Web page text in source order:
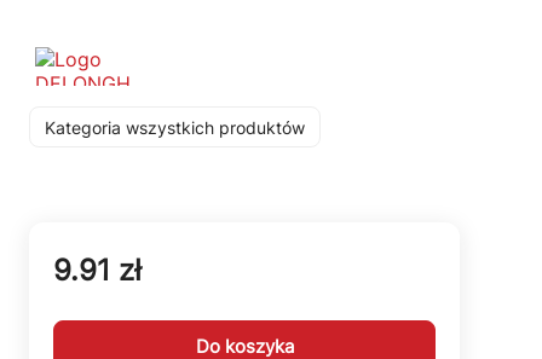
Kategoria wszystkich produktów
9.91 zł
Do koszyka